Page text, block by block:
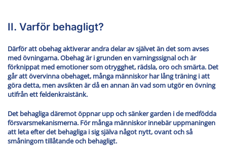
II. Varför behagligt?
Därför att obehag aktiverar andra delar av självet än det som avses
med övningarna. Obehag är i grunden en varningssignal och är
förknippat med emotioner som otrygghet, rädsla, oro och smärta. Det
går att övervinna obehaget, många människor har lång träning i att
göra detta, men avsikten är då en annan än vad som utgör en övning
utifrån ett feldenkraistänk.
Det behagliga däremot öppnar upp och sänker garden i de medfödda
försvarsmekanismerna. För många människor innebär uppmaningen
att leta efter det behagliga i sig själva något nytt, ovant och så
småningom tillåtande och behagligt.